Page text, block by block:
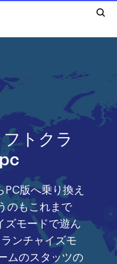
トクラ
版へ乗り換え
のもこれまで
ズモードで遊ん
ンチャイズモ
ムのスタッツの